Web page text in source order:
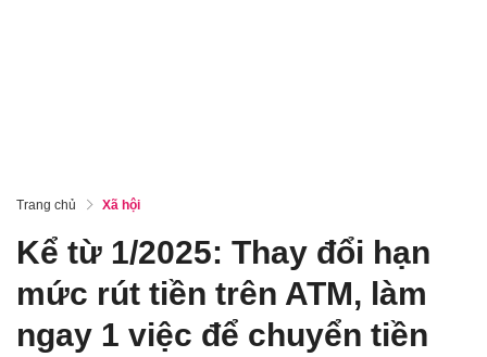
Trang chủ Xã hội
Kể từ 1/2025: Thay đổi hạn
mức rút tiền trên ATM, làm
ngay 1 việc để chuyển tiền